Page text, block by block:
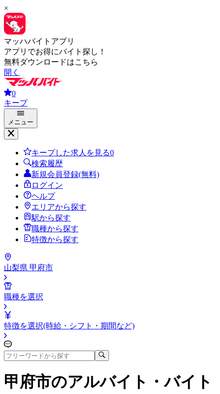
×
マッハバイトアプリ
アプリでお得にバイト探し！
無料ダウンロードはこちら
開く
0
キープ
メニュー
キープした求人を見る0
検索履歴
新規会員登録(無料)
ログイン
ヘルプ
エリアから探す
駅から探す
職種から探す
特徴から探す
山梨県 甲府市
職種を選択
特徴を選択(時給・シフト・期間など)
甲府市のアルバイト・バイト